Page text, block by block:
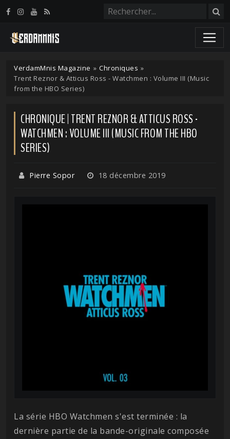
VerdamMnis Magazine » Chroniques »
Trent Reznor & Atticus Ross - Watchmen : Volume III (Music
from the HBO Series)
CHRONIQUE | TRENT REZNOR & ATTICUS ROSS -
WATCHMEN : VOLUME III (MUSIC FROM THE HBO
SERIES)
Pierre Sopor 18 décembre 2019
La série HBO Watchmen s'est terminée : la
dernière partie de la bande-originale composée
Panneau de gestion des cookies